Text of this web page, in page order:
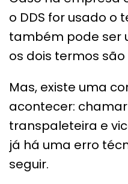
o DDS for usado o
também pode ser
os dois termos
Mas, existe uma
acontecer:
transpaleteira e
já há uma erro
seguir.